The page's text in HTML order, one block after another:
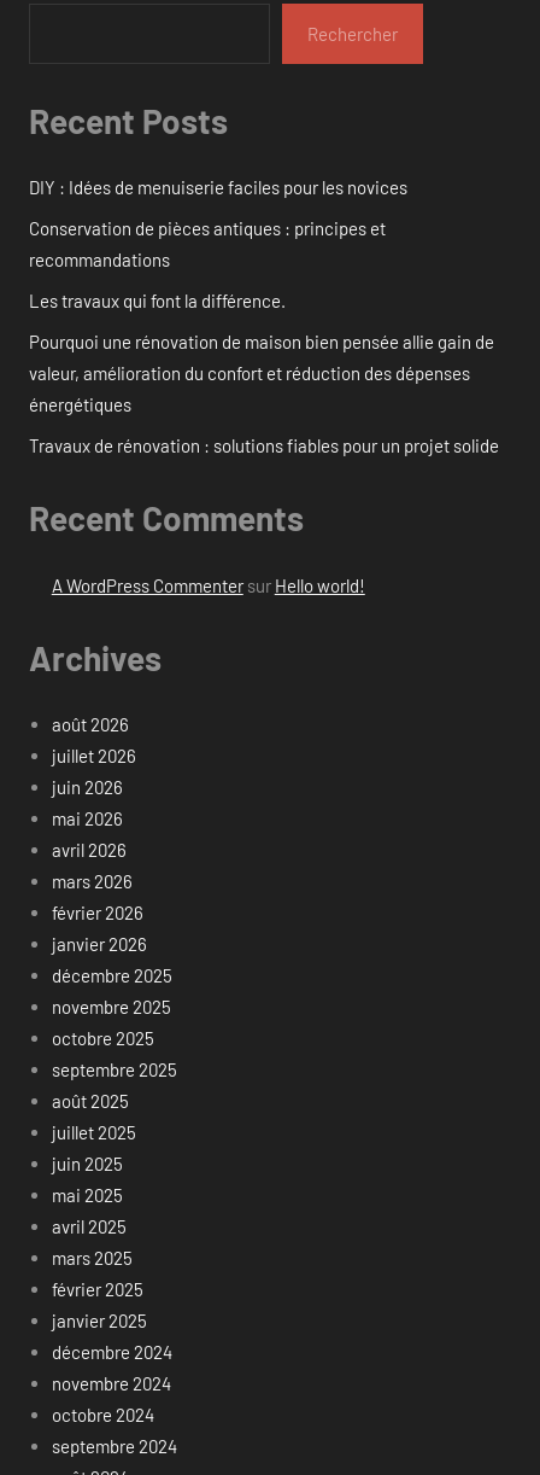
Rechercher
Recent Posts
DIY : Idées de menuiserie faciles pour les novices
Conservation de pièces antiques : principes et
recommandations
Les travaux qui font la différence.
Pourquoi une rénovation de maison bien pensée allie gain de
valeur, amélioration du confort et réduction des dépenses
énergétiques
Travaux de rénovation : solutions fiables pour un projet solide
Recent Comments
A WordPress Commentersur Hello world!
Archives
août 2026
juillet 2026
juin 2026
mai 2026
avril 2026
mars 2026
février 2026
janvier 2026
décembre 2025
novembre 2025
octobre 2025
septembre 2025
août 2025
juillet 2025
juin 2025
mai 2025
avril 2025
mars 2025
février 2025
janvier 2025
décembre 2024
novembre 2024
octobre 2024
septembre 2024